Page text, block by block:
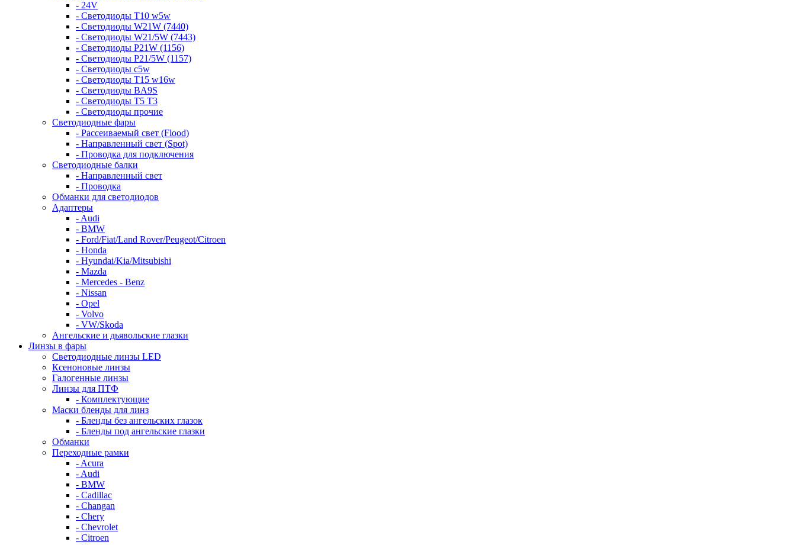
- 24V
- Светодиоды T10 w5w
- Светодиоды W21W (7440)
- Светодиоды W21/5W (7443)
- Светодиоды P21W (1156)
- Светодиоды P21/5W (1157)
- Светодиоды c5w
- Светодиоды T15 w16w
- Светодиоды BA9S
- Светодиоды T5 T3
- Светодиоды прочие
Светодиодные фары
- Рассеиваемый свет (Flood)
- Направленный свет (Spot)
- Проводка для подключения
Светодиодные балки
- Направленный свет
- Проводка
Обманки для светодиодов
Адаптеры
- Audi
- BMW
- Ford/Fiat/Land Rover/Peugeot/Citroen
- Honda
- Hyundai/Kia/Mitsubishi
- Mazda
- Mercedes - Benz
- Nissan
- Opel
- Volvo
- VW/Skoda
Ангельские и дьявольские глазки
Линзы в фары
Светодиодные линзы LED
Ксеноновые линзы
Галогенные линзы
Линзы для ПТФ
- Комплектующие
Маски бленды для линз
- Бленды без ангельских глазок
- Бленды под ангельские глазки
Обманки
Переходные рамки
- Acura
- Audi
- BMW
- Cadillac
- Changan
- Chery
- Chevrolet
- Citroen